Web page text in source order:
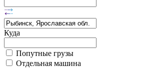
Куда
Попутные грузы
Отдельная машина